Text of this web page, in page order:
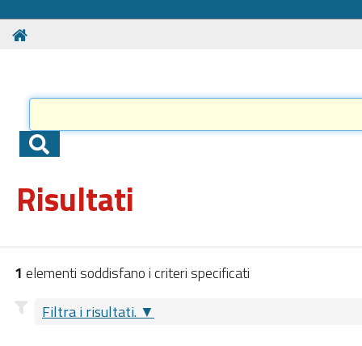
Risultati
1 elementi soddisfano i criteri specificati
Filtra i risultati.